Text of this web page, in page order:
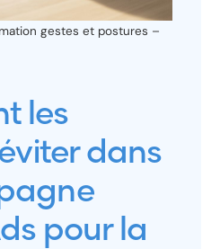
gestes et postures –
les
dans
pour la